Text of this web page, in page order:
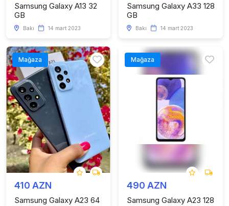
Samsung Galaxy A13 32
GB
Bakı 14 mart 2023
Samsung Galaxy A33 128
GB
Bakı 14 mart 2023
Mağaza
410 AZN
Samsung Galaxy A23 64
Mağaza
490 AZN
Samsung Galaxy A23 128